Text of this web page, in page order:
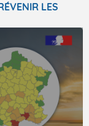
LES